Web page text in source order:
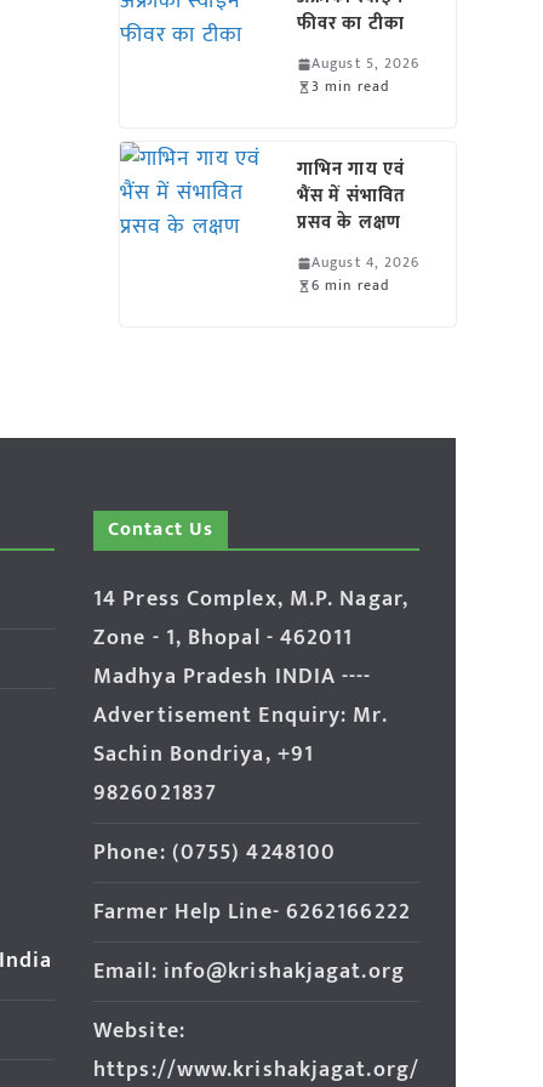
फीवर का टीका
August 5, 2026
3 min read
गाभिन गाय एवं
भैंस में संभावित
प्रसव के लक्षण
August 4, 2026
6 min read
Contact Us
14 Press Complex, M.P. Nagar,
Zone - 1, Bhopal - 462011
Madhya Pradesh INDIA ----
Advertisement Enquiry: Mr.
Sachin Bondriya, +91
9826021837
Phone: (0755) 4248100
Farmer Help Line- 6262166222
Email: info@krishakjagat.org
Website:
https://www.krishakjagat.org/